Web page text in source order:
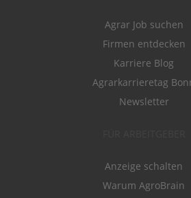
Agrar Job suchen
Firmen entdecken
Karriere Blog
Agrarkarrieretag
Newsletter
Anzeige schalten
Warum AgroBrain